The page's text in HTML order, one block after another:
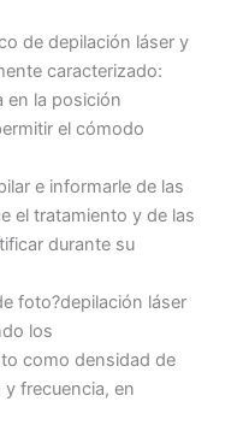
de depilación láser y
caracterizado:
en la posición
el cómodo
e informarle de las
el tratamiento y de las
durante su
foto?depilación láser
los
como densidad de
frecuencia, en